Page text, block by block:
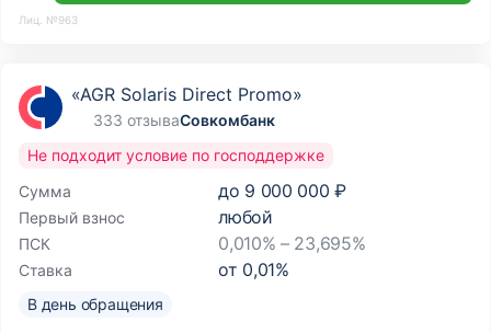
Лиц. №963
«AGR Solaris Direct Promo»
333 отзываСовкомбанк
Сумма до 9 000 000 ₽
Первый взнос любой
ПСК 0,010% – 23,695%
Ставка от 0,01%
Не подходит условие по господдержке
В день обращения